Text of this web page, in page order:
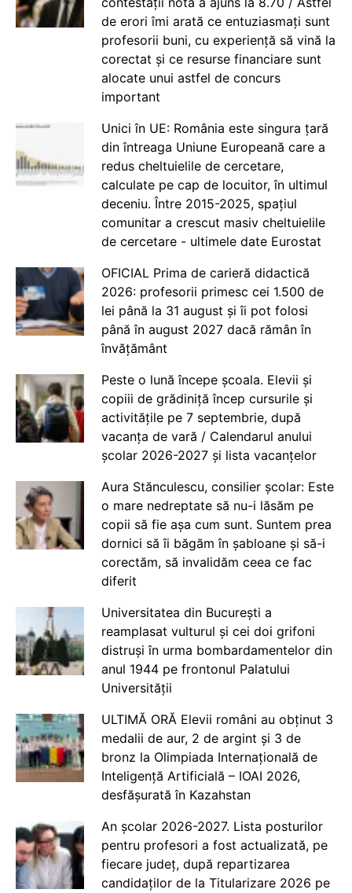
de erori îmi arată ce entuziasmați sunt
profesorii buni, cu experiență să vină la
corectat și ce resurse financiare sunt
alocate unui astfel de concurs
important
Unici în UE: România este singura țară
din întreaga Uniune Europeană care a
redus cheltuielile de cercetare,
calculate pe cap de locuitor, în ultimul
deceniu. Între 2015-2025, spațiul
comunitar a crescut masiv cheltuielile
de cercetare - ultimele date Eurostat
OFICIAL Prima de carieră didactică
2026: profesorii primesc cei 1.500 de
lei până la 31 august și îi pot folosi
până în august 2027 dacă rămân în
învățământ
Peste o lună începe școala. Elevii și
copiii de grădiniță încep cursurile și
activitățile pe 7 septembrie, după
vacanța de vară / Calendarul anului
școlar 2026-2027 și lista vacanțelor
Aura Stănculescu, consilier școlar: Este
o mare nedreptate să nu-i lăsăm pe
copii să fie așa cum sunt. Suntem prea
dornici să îi băgăm în șabloane și să-i
corectăm, să invalidăm ceea ce fac
diferit
Universitatea din București a
reamplasat vulturul și cei doi grifoni
distruși în urma bombardamentelor din
anul 1944 pe frontonul Palatului
Universității
ULTIMĂ ORĂ Elevii români au obținut 3
medalii de aur, 2 de argint și 3 de
bronz la Olimpiada Internațională de
Inteligență Artificială – IOAI 2026,
desfășurată în Kazahstan
An școlar 2026-2027. Lista posturilor
pentru profesori a fost actualizată, pe
fiecare județ, după repartizarea
candidaților de la Titularizare 2026 pe